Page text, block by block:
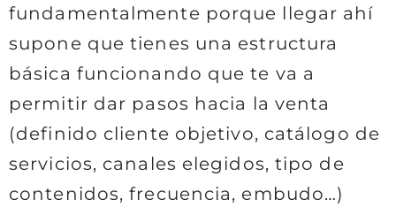
fundamentalmente porque llegar ahí
supone que tienes una estructura
básica funcionando que te va a
permitir dar pasos hacia la venta
(definido cliente objetivo, catálogo de
servicios, canales elegidos, tipo de
contenidos, frecuencia, embudo…)